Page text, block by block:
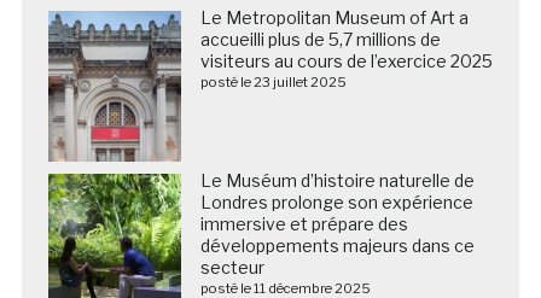
Le Metropolitan Museum of Art a
accueilli plus de 5,7 millions de
visiteurs au cours de l’exercice 2025
posté le 23 juillet 2025
Le Muséum d’histoire naturelle de
Londres prolonge son expérience
immersive et prépare des
développements majeurs dans ce
secteur
posté le 11 décembre 2025